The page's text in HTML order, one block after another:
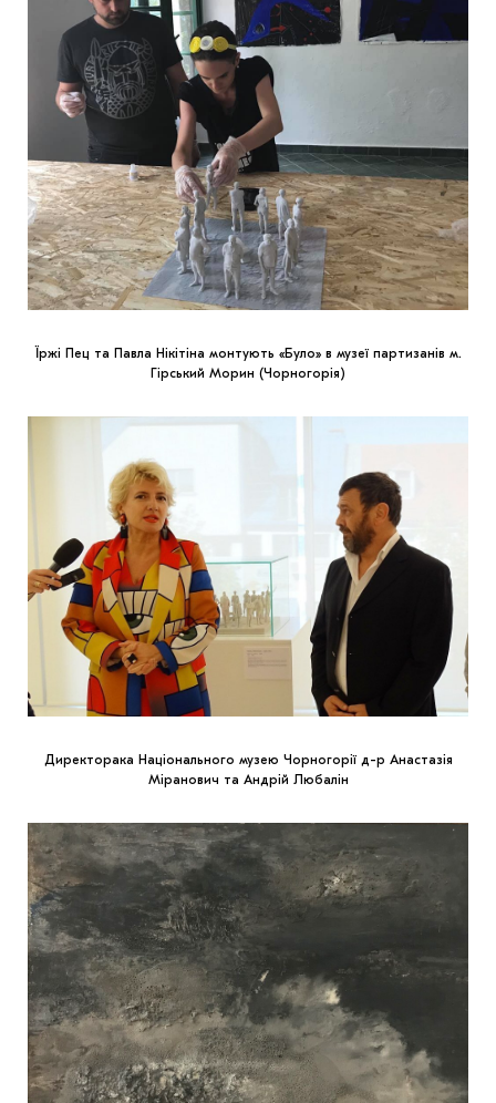
Їржі Пец та Павла Нікітіна монтують «Було» в музеї партизанів м.
Гірський Морин (Чорногорія)
Директорака Національного музею Чорногорії д-р Анастазія
Міранович та Андрій Любалін